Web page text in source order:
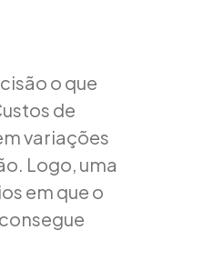
o que
de
variações
Logo, uma
em que o